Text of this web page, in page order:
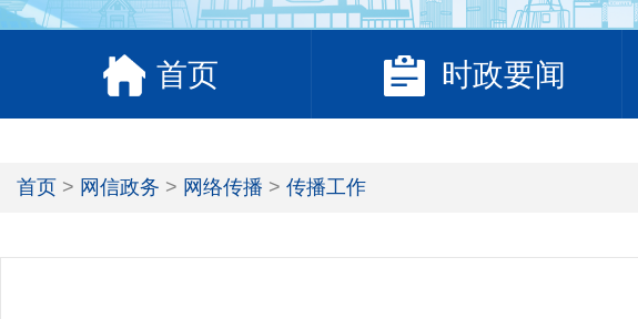
首页 时政要闻
首页 > 网信政务 > 网络传播 > 传播工作